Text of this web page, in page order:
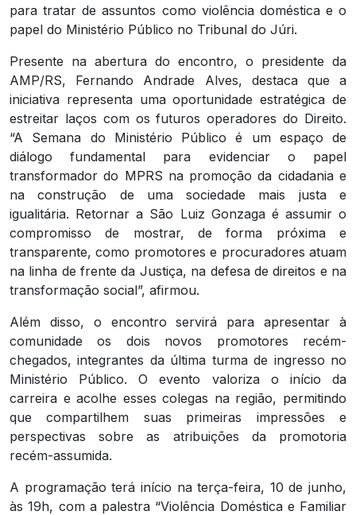
para tratar de assuntos como violência doméstica e o
papel do Ministério Público no Tribunal do Júri.
Presente na abertura do encontro, o presidente da
AMP/RS, Fernando Andrade Alves, destaca que a
iniciativa representa uma oportunidade estratégica de
estreitar laços com os futuros operadores do Direito.
“A Semana do Ministério Público é um espaço de
diálogo fundamental para evidenciar o papel
transformador do MPRS na promoção da cidadania e
na construção de uma sociedade mais justa e
igualitária. Retornar a São Luiz Gonzaga é assumir o
compromisso de mostrar, de forma próxima e
transparente, como promotores e procuradores atuam
na linha de frente da Justiça, na defesa de direitos e na
transformação social”, afirmou.
Além disso, o encontro servirá para apresentar à
comunidade os dois novos promotores recém-
chegados, integrantes da última turma de ingresso no
Ministério Público. O evento valoriza o início da
carreira e acolhe esses colegas na região, permitindo
que compartilhem suas primeiras impressões e
perspectivas sobre as atribuições da promotoria
recém-assumida.
A programação terá início na terça-feira, 10 de junho,
às 19h, com a palestra “Violência Doméstica e Familiar